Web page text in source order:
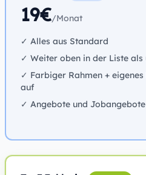
19€/Monat
✓ Alles aus Standard
✓ Weiter oben in der Liste
✓ Farbiger Rahmen +
auf
✓ Angebote und